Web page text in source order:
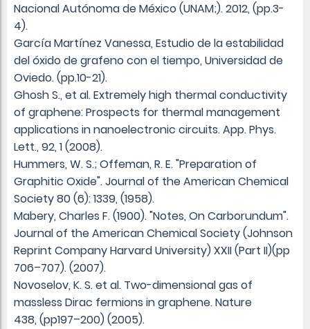
Nacional Autónoma de México (UNAM;). 2012, (pp.3-
4).
García Martínez Vanessa, Estudio de la estabilidad
del óxido de grafeno con el tiempo, Universidad de
Oviedo. (pp.10-21).
Ghosh S., et al. Extremely high thermal conductivity
of graphene: Prospects for thermal management
applications in nanoelectronic circuits. App. Phys.
Lett., 92, 1 (2008).
Hummers, W. S.; Offeman, R. E. "Preparation of
Graphitic Oxide". Journal of the American Chemical
Society 80 (6): 1339, (1958).
Mabery, Charles F. (1900). "Notes, On Carborundum".
Journal of the American Chemical Society (Johnson
Reprint Company Harvard University) XXII (Part II)(pp
706–707). (2007).
Novoselov, K. S. et al. Two-dimensional gas of
massless Dirac fermions in graphene. Nature
438, (pp197–200) (2005).